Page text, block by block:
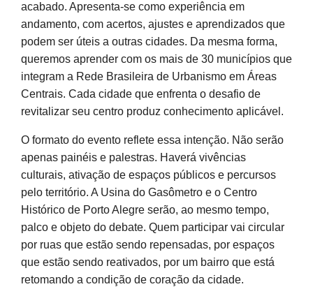
acabado. Apresenta-se como experiência em
andamento, com acertos, ajustes e aprendizados que
podem ser úteis a outras cidades. Da mesma forma,
queremos aprender com os mais de 30 municípios que
integram a Rede Brasileira de Urbanismo em Áreas
Centrais. Cada cidade que enfrenta o desafio de
revitalizar seu centro produz conhecimento aplicável.
O formato do evento reflete essa intenção. Não serão
apenas painéis e palestras. Haverá vivências
culturais, ativação de espaços públicos e percursos
pelo território. A Usina do Gasômetro e o Centro
Histórico de Porto Alegre serão, ao mesmo tempo,
palco e objeto do debate. Quem participar vai circular
por ruas que estão sendo repensadas, por espaços
que estão sendo reativados, por um bairro que está
retomando a condição de coração da cidade.